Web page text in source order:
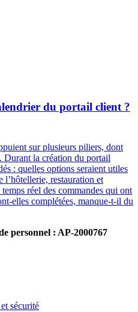
du portail client ?
sur plusieurs piliers, dont
Durant la création du portail
: quelles options seraient utiles
l’hôtellerie, restauration et
réel des commandes qui ont
elles complétées, manque-t-il du
personnel : AP-2000767
sécurité